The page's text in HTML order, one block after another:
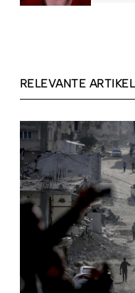
RELEVANTE ARTIKEL